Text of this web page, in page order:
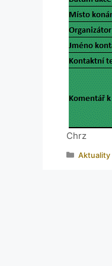
Chrz
Aktuality